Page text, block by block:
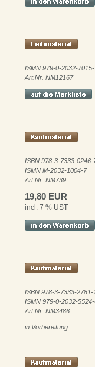
ISMN 979-0-2032-
Art.Nr. NM12167
ISBN 978-3-7333-0246-
ISMN M-2032-1004-7
Art.Nr. NM739
19,80 EUR
incl. 7 % UST
ISBN 978-3-7333-2781-
ISMN 979-0-2032-
Art.Nr. NM3486
in Vorbereitung